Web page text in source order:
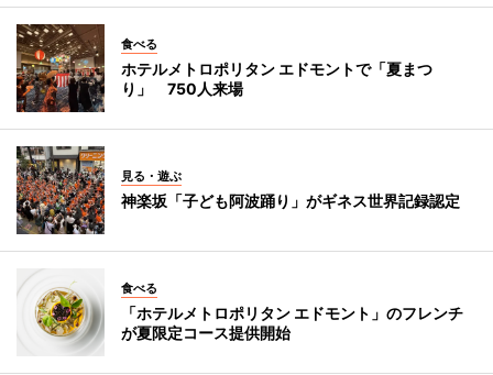
食べる
ホテルメトロポリタン エドモントで「夏まつ
り」 750人来場
見る・遊ぶ
神楽坂「子ども阿波踊り」がギネス世界記録認定
食べる
「ホテルメトロポリタン エドモント」のフレンチ
が夏限定コース提供開始